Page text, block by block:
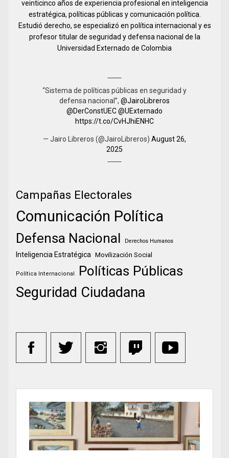
veinticinco años de experiencia profesional en inteligencia
estratégica, políticas públicas y comunicación política.
Estudió derecho, se especializó en política internacional y es
profesor titular de seguridad y defensa nacional de la
Universidad Externado de Colombia
“Sistema de políticas públicas en seguridad y
defensa nacional”, @JairoLibreros
@DerConstUEC@UExternado
https://t.co/CvHJhiENHC
— Jairo Libreros (@JairoLibreros) August 26,
2025
Campañas Electorales
Comunicación Política
Defensa Nacional Derechos Humanos
Inteligencia Estratégica Movilización Social
Política Internacional Políticas Públicas
Seguridad Ciudadana